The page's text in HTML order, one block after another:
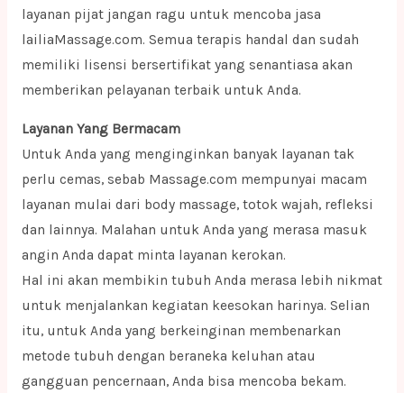
layanan pijat jangan ragu untuk mencoba jasa
lailiaMassage.com. Semua terapis handal dan sudah
memiliki lisensi bersertifikat yang senantiasa akan
memberikan pelayanan terbaik untuk Anda.
Layanan Yang Bermacam
Untuk Anda yang menginginkan banyak layanan tak
perlu cemas, sebab Massage.com mempunyai macam
layanan mulai dari body massage, totok wajah, refleksi
dan lainnya. Malahan untuk Anda yang merasa masuk
angin Anda dapat minta layanan kerokan.
Hal ini akan membikin tubuh Anda merasa lebih nikmat
untuk menjalankan kegiatan keesokan harinya. Selian
itu, untuk Anda yang berkeinginan membenarkan
metode tubuh dengan beraneka keluhan atau
gangguan pencernaan, Anda bisa mencoba bekam.